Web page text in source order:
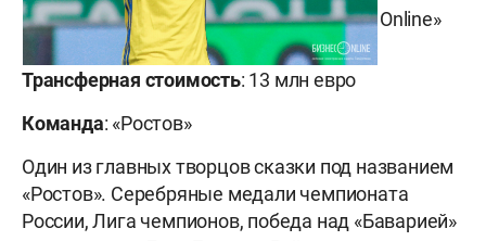
Online»
Трансферная стоимость: 13 млн евро
Команда: «Ростов»
Один из главных творцов сказки под названием
«Ростов». Серебряные медали чемпионата
России, Лига чемпионов, победа над «Баварией»